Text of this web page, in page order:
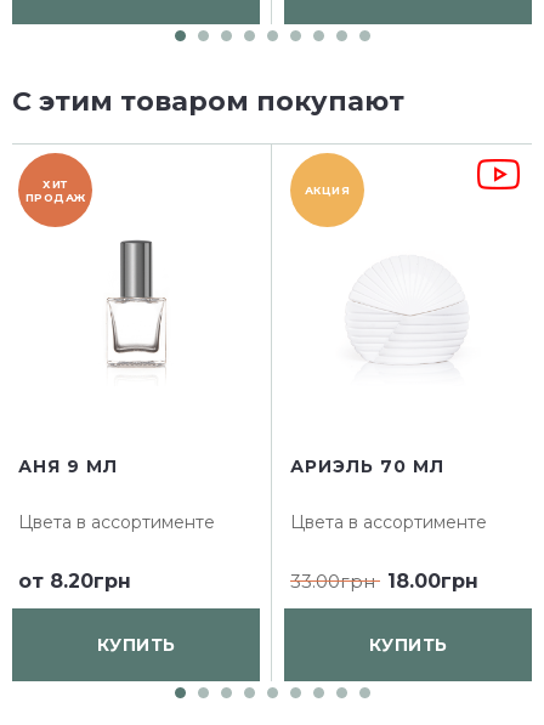
С этим товаром покупают
ХИТ
ПРОДАЖ
АНЯ 9 МЛ
Цвета в ассортименте
от 8.20грн
КУПИТЬ
АКЦИЯ
АРИЭЛЬ 70 МЛ
Цвета в ассортименте
33.00грн 18.00грн
КУПИТЬ